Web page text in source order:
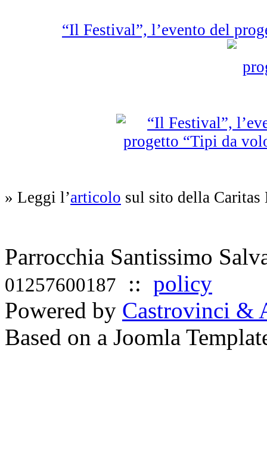
“Il Festival”, l’evento del
» Leggi l’articolo sul sito della Caritas
Parrocchia Santissimo
01257600187 :: policy
Powered by Castrovinci &
Based on a Joomla